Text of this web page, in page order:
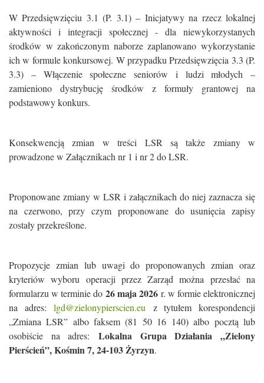
W Przedsięwzięciu 3.1 (P. 3.1) – Inicjatywy na rzecz lokalnej
aktywności i integracji społecznej - dla niewykorzystanych
środków w zakończonym naborze zaplanowano wykorzystanie
ich w formule konkursowej. W przypadku Przedsięwzięcia 3.3 (P.
3.3) – Włączenie społeczne seniorów i ludzi młodych –
zamieniono dystrybucję środków z formuły grantowej na
podstawowy konkurs.
Konsekwencją zmian w treści LSR są także zmiany w
prowadzone w Załącznikach nr 1 i nr 2 do LSR.
Proponowane zmiany w LSR i załącznikach do niej zaznacza się
na czerwono, przy czym proponowane do usunięcia zapisy
zostały przekreślone.
Propozycje zmian lub uwagi do proponowanych zmian oraz
kryteriów wyboru operacji przez Zarząd można przesłać na
formularzu w terminie do 26 maja 2026 r. w formie elektronicznej
na adres:lgd@zielonypierscien.eu z tytułem korespondencji
„Zmiana LSR” albo faksem (81 50 16 140) albo pocztą lub
osobiście na adres: Lokalna Grupa Działania „Zielony
Pierścień”, Kośmin 7, 24-103 Żyrzyn.